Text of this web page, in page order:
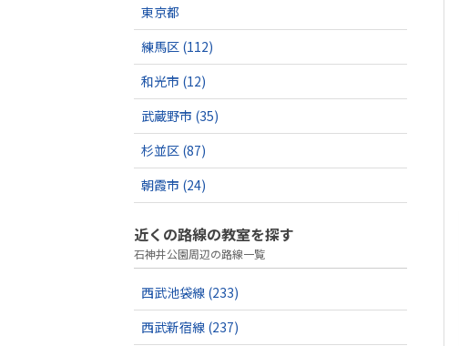
東京都
練馬区 (112)
和光市 (12)
武蔵野市 (35)
杉並区 (87)
朝霞市 (24)
近くの路線の教室を探す
石神井公園周辺の路線一覧
西武池袋線 (233)
西武新宿線 (237)